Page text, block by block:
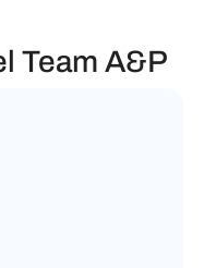
Team A&P